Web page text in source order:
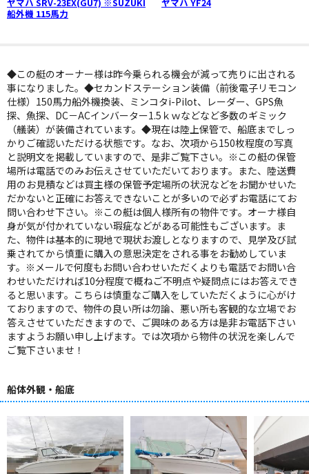
船外機 115馬力
◆この艇のオーナー様は昨今乗られる機会が減って売りに出される
事になりました。◆セカンドステーション装備（前後電子リモコン
仕様）150馬力船外機換装、ミンコタi-Pilot、レーダー、GPS魚
探、魚探、DC－ACインバーター1.5ｋｗなどなど多数のギミック
（艤装）が装備されています。◆現在は陸上保管で、船底までしっ
かりご確認いただける状態です。なお、次項から150枚程度の写真
と説明文を掲載していますので、是非ご覧下さい。※この艇の保管
場所は電話でのみお伝えさせていただいております。また、陸送費
用のお見積などは買主様の保管予定場所の状況などをお聞かせいた
だかないと正確にお答えできないことが多いので必ずお電話にてお
問い合わせ下さい。※この艇は個人様所有の物件です。オーナ様自
身が気が付かれていない瑕疵などがある可能性もございます。ま
た、物件は基本的に現地で現状お渡しとなりますので、見学及び試
乗されてから慎重に購入の意思決定をされる事をお勧めしていま
す。※メールで何度もお問い合わせいただくよりも電話でお問い合
わせいただければ10分程度で概ねご不明点や疑問点にはお答えでき
ると思います。こちらは慎重なご購入をしていただくように心がけ
ておりますので、物件の良い所は勿論、悪い所も客観的な立場でお
答えさせていただきますので、ご興味のある方は是非お電話下さい
ますようお願い申し上げます。では次項から物件の状況を楽しんで
ご覧下さいませ！
船体外観・船底